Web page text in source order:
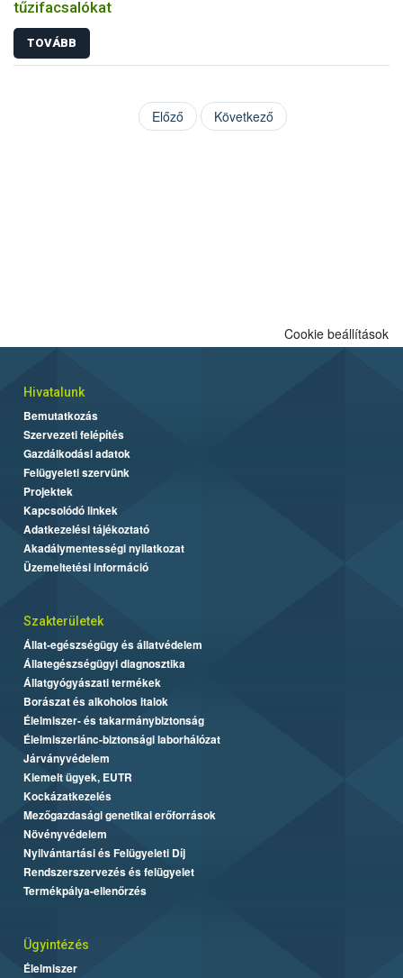
tűzifacsalókat
TOVÁBB
Előző Következő
Cookie beállítások
Hivatalunk
Bemutatkozás
Szervezeti felépítés
Gazdálkodási adatok
Felügyeleti szervünk
Projektek
Kapcsolódó linkek
Adatkezelési tájékoztató
Akadálymentességi nyilatkozat
Üzemeltetési információ
Szakterületek
Állat-egészségügy és állatvédelem
Állategészségügyi diagnosztika
Állatgyógyászati termékek
Borászat és alkoholos italok
Élelmiszer- és takarmánybiztonság
Élelmiszerlánc-biztonsági laborhálózat
Járványvédelem
Kiemelt ügyek, EUTR
Kockázatkezelés
Mezőgazdasági genetikai erőforrások
Növényvédelem
Nyilvántartási és Felügyeleti Díj
Rendszerszervezés és felügyelet
Termékpálya-ellenőrzés
Ügyintézés
Élelmiszer